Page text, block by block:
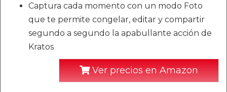
Captura cada momento con un modo Foto
que te permite congelar, editar y compartir
segundo a segundo la apabullante acción de
Kratos
Ver precios en Amazon